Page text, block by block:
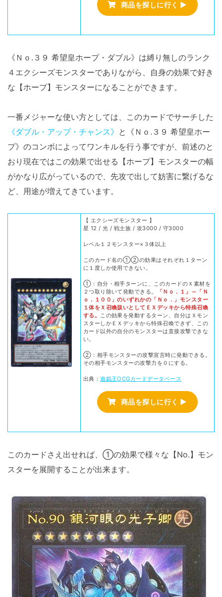
商品を探しに行く ▶
《Ｎｏ.３９ 希望皇ホープ・ダブル》は縛り無しのランク
４エクシーズモンスターでありながら、自身の効果で好き
な【ホープ】モンスターになることができます。
一番メジャーな使い方としては、このカードでサーチした
《ダブル・アップ・チャンス》 と《Ｎｏ.３９ 希望皇ホー
プ》のコンボによってワンキルを行う事ですが、前述のと
おり現在ではこの効果で出せる【ホープ】モンスターの幅
がかなり広がっているので、先攻で出して妨害に繋げるな
ど、用途が増えてきています。
【 エクシーズモンスター 】
星 12 / 光 / 戦士族 / 攻3000 / 守3000
レベル１２モンスター×３体以上
このカード名の①②の効果はそれぞれ１ターン
に１度しか使用できない。
①：自分・相手ターンに、このカードのＸ素材を
２つ取り除いて発動できる。
「Ｎｏ．１」～「Ｎ
ｏ．１００」のいずれかの「Ｎｏ．」モンスター
１体をＸ召喚扱いとしてＥＸデッキから特殊召喚
する。
この効果を発動するターン、自分はＸモン
スターしかＥＸデッキから特殊召喚できず、この
カード以外の自分のモンスターは直接攻撃できな
い。
②：相手モンスターの攻撃宣言時に発動できる。
その相手モンスターの攻撃力を０にする。
出典：遊戯王OCGカードデータベース
商品を探しに行く ▶
このカードさえ出せれば、①の効果で様々な【No.】モン
スターを展開することが出来ます。